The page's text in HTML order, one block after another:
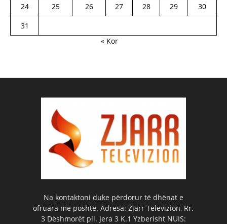
24
25 26 27 28 29
30
31
« Kor
Na kontaktoni duke përdorur të dhënat e
ofruara më poshtë. Adresa: Zjarr Televizion, Rr.
3 Dëshmorët pll. Jera 3 K.1 Yzberisht NUIS: